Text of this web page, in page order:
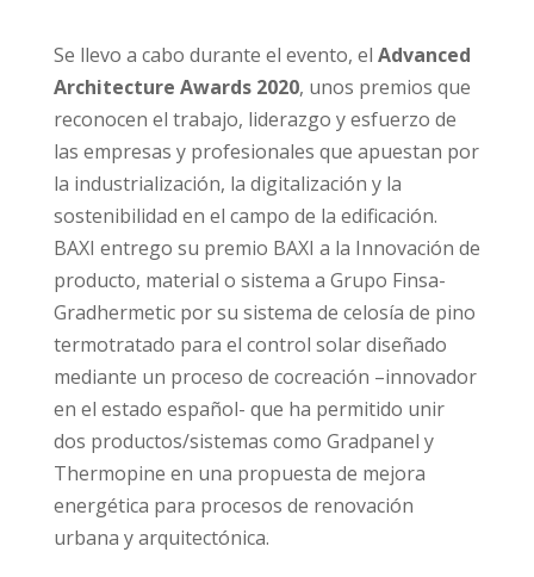
Se llevo a cabo durante el evento, el Advanced
Architecture Awards 2020, unos premios que
reconocen el trabajo, liderazgo y esfuerzo de
las empresas y profesionales que apuestan por
la industrialización, la digitalización y la
sostenibilidad en el campo de la edificación.
BAXI entrego su premio BAXI a la Innovación de
producto, material o sistema a Grupo Finsa-
Gradhermetic por su sistema de celosía de pino
termotratado para el control solar diseñado
mediante un proceso de cocreación –innovador
en el estado español- que ha permitido unir
dos productos/sistemas como Gradpanel y
Thermopine en una propuesta de mejora
energética para procesos de renovación
urbana y arquitectónica.